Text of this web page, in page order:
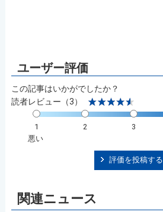
この記事はいかがでしたか？
読者レビュー（3）
1 2 3
悪い
評価を投稿する
関連ニュース